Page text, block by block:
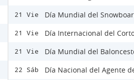
21 Vie Día Mundial del
21 Vie Día Internacional del
21 Vie Día Mundial del
22 Sáb Día Nacional del Agente